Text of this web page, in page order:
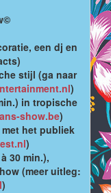
een dj en
stijl (ga naar
)
in tropische
show.be)
het publiek
)
30 min.),
(meer uitleg:
)